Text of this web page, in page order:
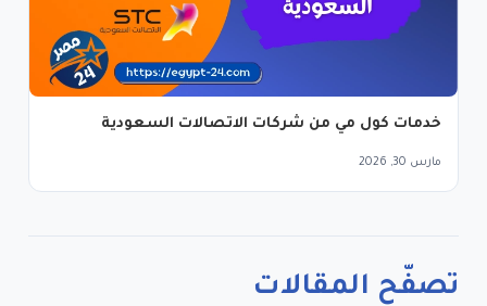
خدمات كول مي من شركات الاتصالات السعودية
مارس 30, 2026
تصفّح المقالات